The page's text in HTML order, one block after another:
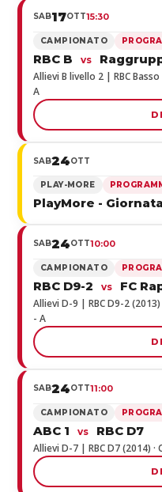
SAB17OTT15:30
CAMPIONATO
RBC B vs
Allievi B livello 2 | RBC
A
SAB24OTT
PLAY-MORE
PlayMore -
SAB24OTT10:00
CAMPIONATO
RBC D9-2 vs FC
Allievi D-9 | RBC D9-2
- A
SAB24OTT11:00
CAMPIONATO
ABC 1 vs RBC D7
Allievi D-7 | RBC D7 (2014)